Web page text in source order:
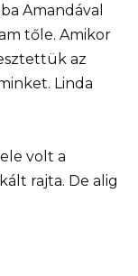
Amandával
tőle. Amikor
az
Linda
volt a
rajta. De alig